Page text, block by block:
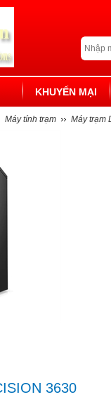
KHUYẾN MẠI
Máy tính trạm Máy trạm
3630